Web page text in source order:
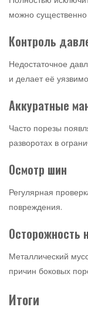
можно
Контроль
Недостаточное
и делает её
Аккуратные
Часто порезы
разворотах в
Осмотр шин
Регулярная
повреждения.
Осторожность
Металлический
причин боковых
Итоги